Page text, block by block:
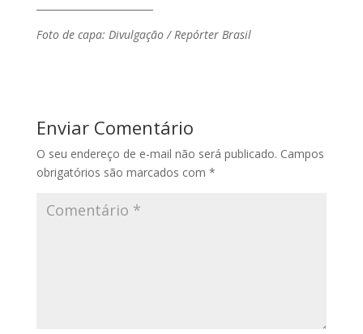
Foto de capa: Divulgação / Repórter Brasil
Enviar Comentário
O seu endereço de e-mail não será publicado. Campos
obrigatórios são marcados com *